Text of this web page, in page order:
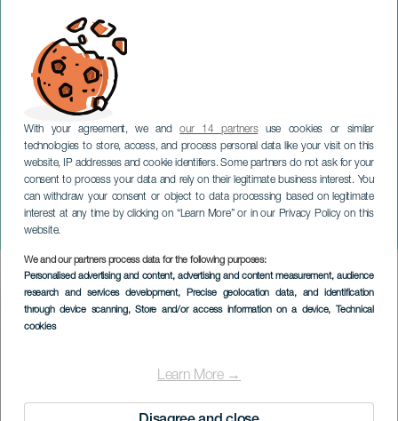
With your agreement, we andour 14 partnersuse cookies or similar
technologies to store, access, and process personal data like your visit on this
website, IP addresses and cookie identifiers. Some partners do not ask for your
consent to process your data and rely on their legitimate business interest. You
can withdraw your consent or object to data processing based on legitimate
interest at any time by clicking on “Learn More” or in our Privacy Policy on this
website.
We and our partners process data for the following purposes:
Personalised advertising and content, advertising and content measurement, audience
research and services development, Precise geolocation data, and identification
through device scanning, Store and/or access information on a device, Technical
cookies
Learn More →
Ciclo dei Maestri della
Chitarra
GRAN CANARIA
Imagen
Listado